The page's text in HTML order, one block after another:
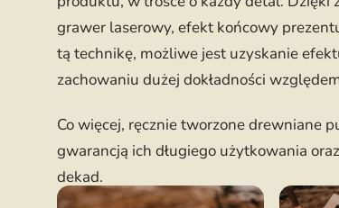
grawer laserowy, efekt końcowy
tą technikę, możliwe jest uzyskanie
zachowaniu dużej dokładności
Co więcej, ręcznie tworzone drewniane
gwarancją ich długiego użytkowania
dekad.